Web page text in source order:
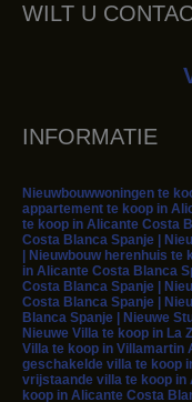
WILT U
INFORMATIE
Nieuwbouwwoningen te
appartement te koop in
te koop in Alicante Costa
Costa Blanca Spanje |
| Nieuwbouw herenhuis
in Alicante Costa Blanca
Costa Blanca Spanje |
Costa Blanca Spanje |
Blanca Spanje | Nieuwe
Nieuwe Villa te koop in La
Villa te koop in Villamartin
geschakelde villa te koop
vrijstaande villa te koop in
koop in Alicante Costa